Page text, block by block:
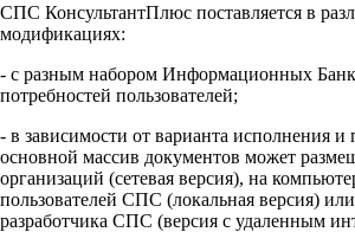
СПС КонсультантПлюс поставляется в
модификациях:
- с разным набором Информационных
потребностей пользователей;
- в зависимости от варианта исполнения
основной массив документов может
организаций (сетевая версия), на
пользователей СПС (локальная версия)
разработчика СПС (версия с удаленным